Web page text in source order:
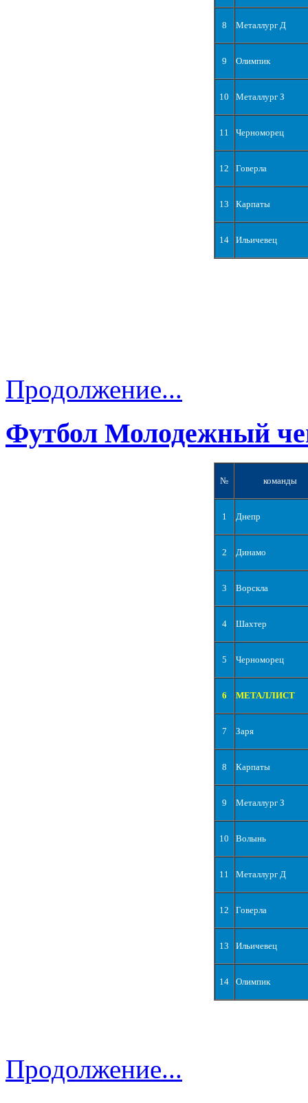
8 Металлург Д
9 Олимпик
10 Металлург З
11 Черноморец
12 Говерла
13 Карпаты
14 Ильичевец
Продолжение...
Футбол Молодежный
№ команды
1 Днепр
2 Динамо
3 Ворскла
4 Шахтер
5 Черноморец
6 МЕТАЛЛИСТ
7 Заря
8 Карпаты
9 Металлург З
10 Волынь
11 Металлург Д
12 Говерла
13 Ильичевец
14 Олимпик
Продолжение...